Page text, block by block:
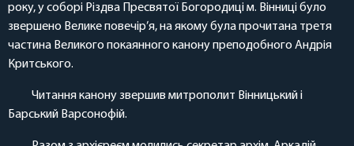
року, у соборі Різдва Пресвятої Богородиці м. Вінниці було
звершено Велике повечір’я, на якому була прочитана третя
частина Великого покаянного канону преподобного Андрія
Критського.
Читання канону звершив митрополит Вінницький і
Барський Варсонофій.